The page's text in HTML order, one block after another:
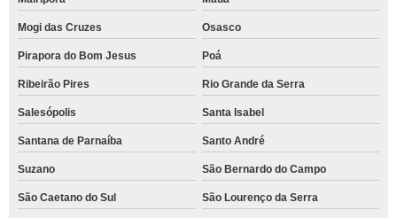
Mogi das Cruzes Osasco
Pirapora do Bom Jesus Poá
Ribeirão Pires Rio Grande da Serra
Salesópolis Santa Isabel
Santana de Parnaíba Santo André
Suzano São Bernardo do Campo
São Caetano do Sul São Lourenço da Serra